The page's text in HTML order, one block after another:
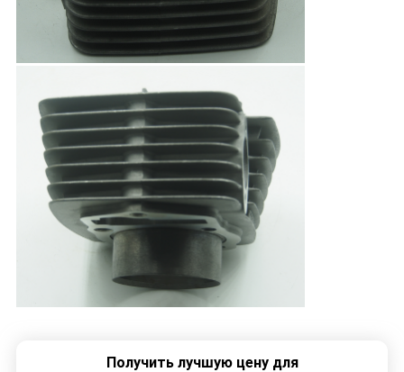
Получить лучшую цену для